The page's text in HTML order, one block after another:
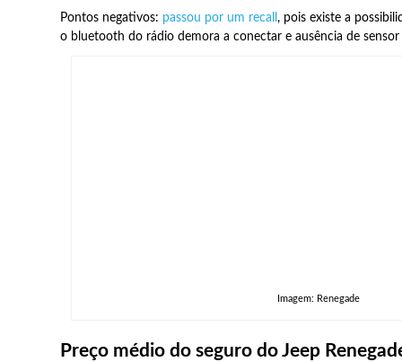
Pontos negativos: passou por um recall, pois existe a
o bluetooth do rádio demora a conectar e ausência de
Imagem: Renegade
Preço médio do seguro do Jeep